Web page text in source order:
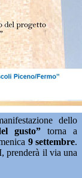
dello
gusto”torna a
9 settembre.
prenderà il via una